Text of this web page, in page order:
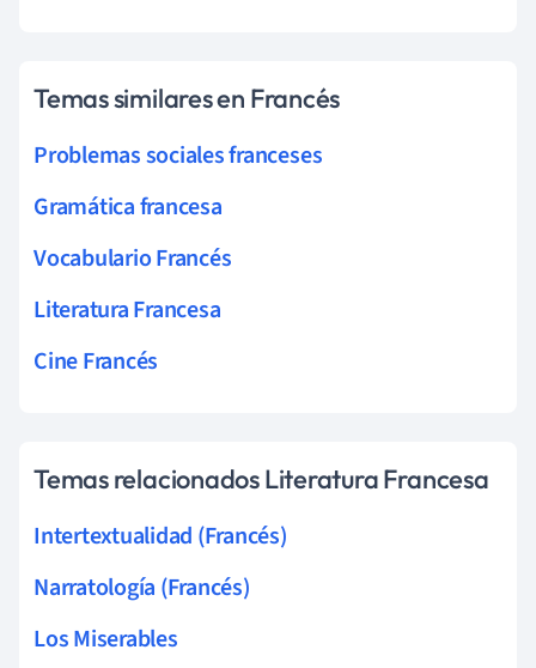
Temas similares en Francés
Problemas sociales franceses
Gramática francesa
Vocabulario Francés
Literatura Francesa
Cine Francés
Temas relacionados Literatura Francesa
Intertextualidad (Francés)
Narratología (Francés)
Los Miserables